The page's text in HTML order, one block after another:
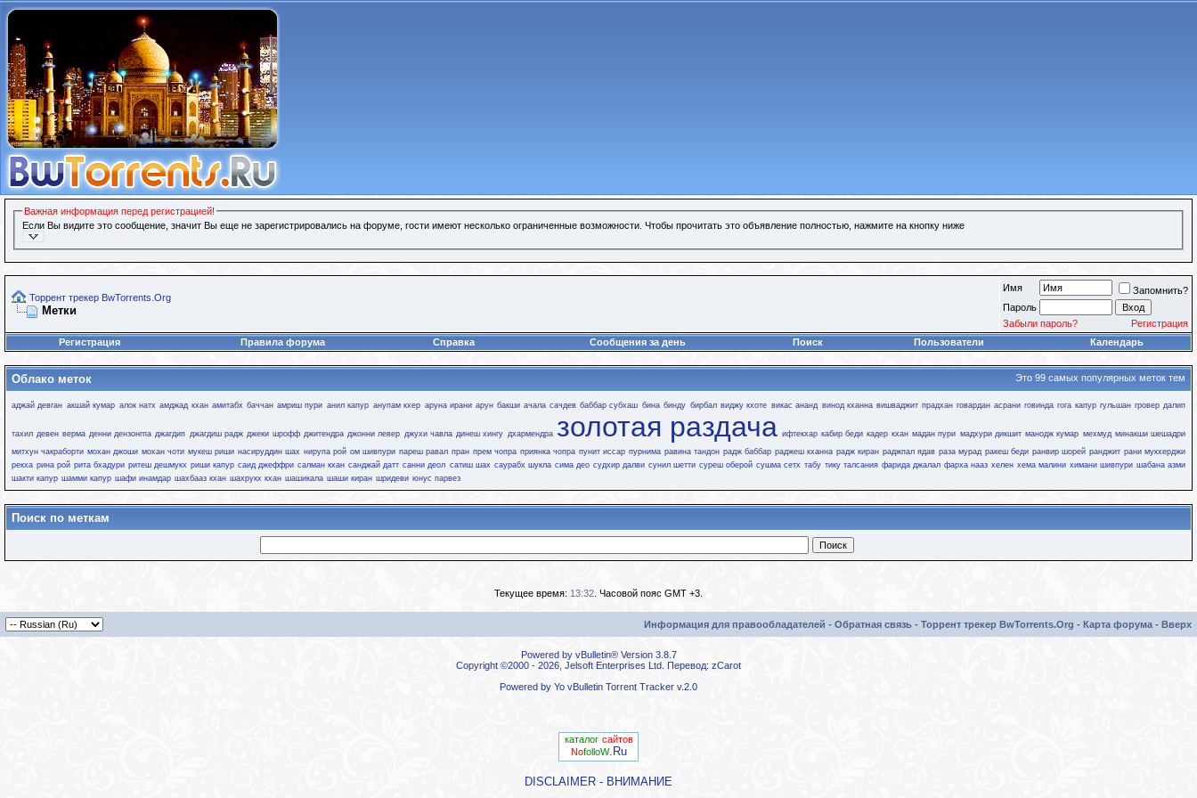
Важная информация перед регистрацией!
Если Вы видите это сообщение, значит Вы еще не зарегистрировались на форуме, гости имеют несколько ограниченные возможности. Чтобы прочитать это объявление полностью, нажмите на кнопку ниже
Торрент трекер BwTorrents.Org
Метки
Имя
Запомнить?
Пароль
Забыли пароль?
Регистрация
Регистрация
Правила форума Справка Сообщения за день Поиск Пользователи Календарь
Это 99 самых популярных меток тем
Облако меток
аджай девган акшай кумар алок натх амджад кхан амитабх баччан амриш пури анил капур анупам кхер аруна ирани арун бакши ачала сачдев баббар субхаш бина бинду бирбал виджу кхоте викас ананд винод кханна вишваджит прадхан говардан асрани говинда гога капур гульшан гровер далип
тахил девен верма денни дензонгпа джагдип джагдиш радж джеки шрофф джитендра джонни левер джухи чавла динеш хингу дхармендра золотая раздача ифтекхар кабир беди кадер кхан мадан пури мадхури дикшит манодж кумар мехмуд минакши шешадри
митхун чакраборти мохан джоши мохан чоти мукеш риши насируддин шах нирупа рой ом шивпури пареш равал пран прем чопра приянка чопра пунит иссар пурнима равина тандон радж баббар раджеш кханна радж киран раджпал ядав раза мурад ракеш беди ранвир шорей ранджит рани мукхерджи
рекха рина рой рита бхадури ритеш дешмукх риши капур саид джеффри салман кхан санджай датт санни деол сатиш шах саурабх шукла сима део судхир далви сунил шетти суреш оберой сушма сетх табу тику талсания фарида джалал фарха нааз хелен хема малини химани шивпури шабана азми
шакти капур шамми капур шафи инамдар шахбааз кхан шахрукх кхан шашикала шаши киран шридеви юнус парвез
Поиск по меткам
Текущее время: 13:32 . Часовой пояс GMT +3.
Информация для правообладателей - Обратная связь - Торрент трекер BwTorrents.Org - Карта форума - Вверх
Powered by vBulletin® Version 3.8.7
Copyright ©2000 - 2026, Jelsoft Enterprises Ltd. Перевод: zCarot
Powered by Yo vBulletin Torrent Tracker v.2.0
каталог сайтов
NofolloW.Ru
DISCLAIMER - ВНИМАНИЕ